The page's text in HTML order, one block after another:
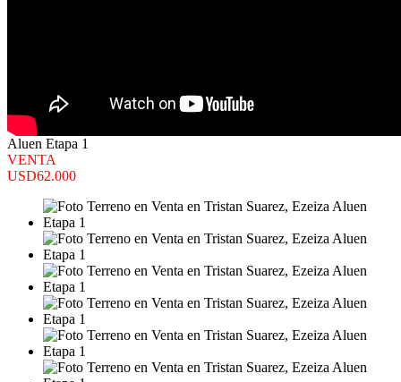
Aluen Etapa 1
VENTA
USD62.000